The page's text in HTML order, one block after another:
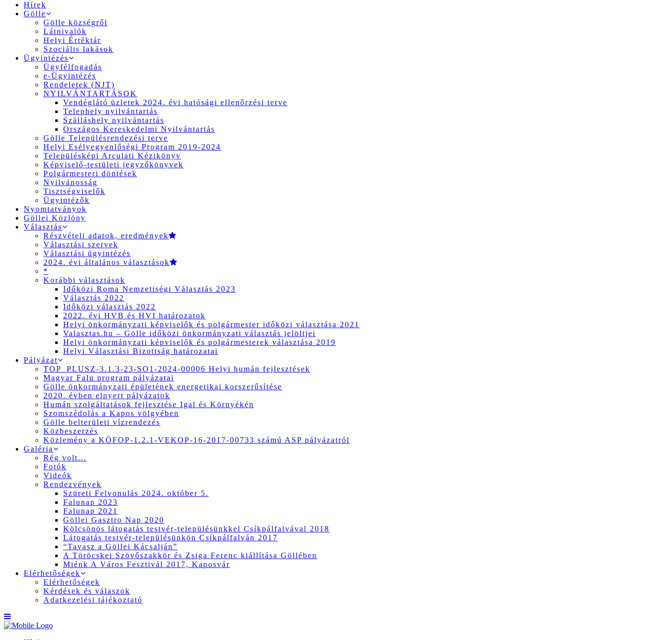
Hírek
Gölle
Gölle községről
Látnivalók
Helyi Értéktár
Szociális lakások
Ügyintézés
Ügyfélfogadás
e-Ügyintézés
Rendeletek (NJT)
NYILVÁNTARTÁSOK
Vendéglátó üzletek 2024. évi hatósági ellenőrzési terve
Telephely nyilvántartás
Szálláshely nyilvántartás
Országos Kereskedelmi Nyilvántartás
Gölle Településrendezési terve
Helyi Esélyegyenlőségi Program 2019-2024
Településképi Arculati Kézikönyv
Képviselő-testületi jegyzőkönyvek
Polgármesteri döntések
Nyilvánosság
Tisztségviselők
Ügyintézők
Nyomtatványok
Göllei Közlöny
Választás
Részvételi adatok, eredmények
Választási szervek
Választási ügyintézés
2024. évi általános választások
*
Korábbi választások
Időközi Roma Nemzetiségi Választás 2023
Választás 2022
Időközi választás 2022
2022. évi HVB és HVI határozatok
Helyi önkormányzati képviselők és polgármester időközi választása 2021
Valasztas.hu – Gölle időközi önkormányzati választás jelöltjei
Helyi önkormányzati képviselők és polgármesterek választása 2019
Helyi Választási Bizottság határozatai
Pályázat
TOP_PLUSZ-3.1.3-23-SO1-2024-00006 Helyi humán fejlesztések
Magyar Falu program pályázatai
Gölle önkormányzati épületének energetikai korszerűsítése
2020. évben elnyert pályázatok
Humán szolgáltatások fejlesztése Igal és Környékén
Szomszédolás a Kapos völgyében
Gölle belterületi vízrendezés
Közbeszerzés
Közlemény a KÖFOP-1.2.1-VEKOP-16-2017-00733 számú ASP pályázatról
Galéria
Rég volt…
Fotók
Videók
Rendezvények
Szüreti Felvonulás 2024. október 5.
Falunap 2023
Falunap 2021
Göllei Gasztro Nap 2020
Kölcsönös látogatás testvér-településünkkel Csíkpálfalvával 2018
Látogatás testvér-településünkön Csíkpálfalván 2017
“Tavasz a Göllei Kácsalján”
A Töröcskei Szövőszakkör és Zsiga Ferenc kiállítása Göllében
Miénk A Város Fesztivál 2017, Kaposvár
Elérhetőségek
Elérhetőségek
Kérdések és válaszok
Adatkezelési tájékoztató